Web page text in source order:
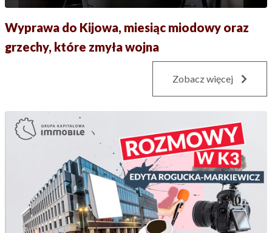
Wyprawa do Kijowa, miesiąc miodowy oraz
grzechy, które zmyła wojna
Zobacz więcej